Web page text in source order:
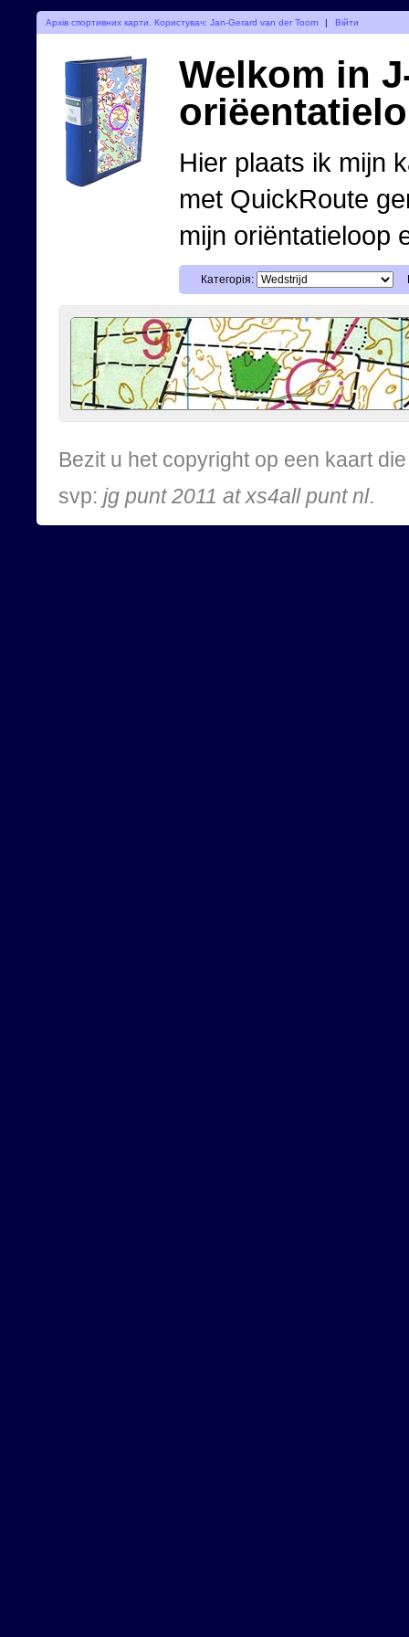
Архів спортивних карти. Користувач: Jan-Gerard van der Toorn | Війти
Welkom in
Hier plaats ik mijn
met QuickRoute
mijn oriëntatieloop
Категорія:
Bezit u het copyright op een kaart
svp: jg punt 2011 at xs4all punt nl.